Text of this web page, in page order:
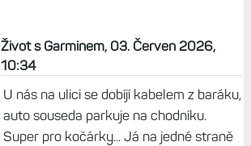
Život s Garminem, 03. Červen 2026,
10:34
U nás na ulici se dobíjí kabelem z baráku,
auto souseda parkuje na chodníku.
Super pro kočárky... Já na jedné straně